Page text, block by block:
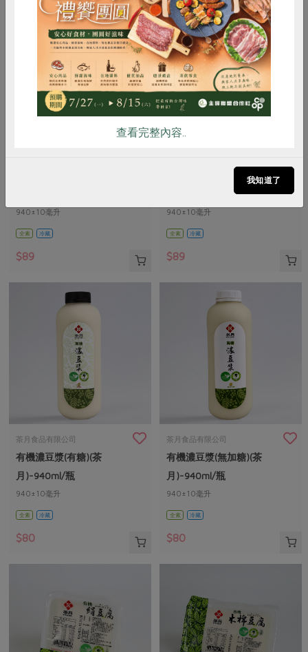
940±10毫升
全素 冷藏
$89
有機黑豆漿(有糖)(茶
940±10毫升
全素 冷藏
$89
茶月食品有限公司
有機濃豆漿(有糖)(茶
月)-940ml/瓶
940±10毫升
全素 冷藏
$80
茶月食品有限公司
有機濃豆漿(無加糖)(茶
月)-940ml/瓶
940±10毫升
全素 冷藏
$80
惜食 RPET 食譜 減硝酸鹽
雞蛋 食安 共同購買
查看完整內容..
我知道了